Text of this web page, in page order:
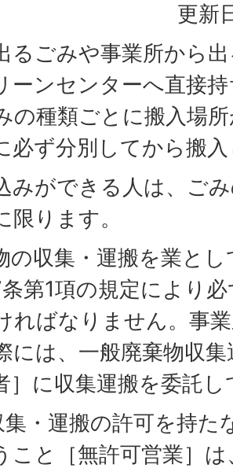
更新
るごみや事業所から
ーンセンターへ直接
の種類ごとに搬入場
必ず分別してから搬
みができる人は、ご
限ります。
の収集・運搬を業と
第1項の規定により
ればなりません。事
には、一般廃棄物収
］に収集運搬を委託
・運搬の許可を持た
こと［無許可営業］